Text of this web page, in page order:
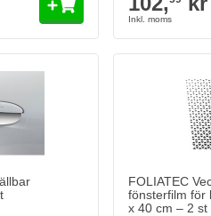
FOLIATEC
fönsterfilm för
x 40 cm – 2 st